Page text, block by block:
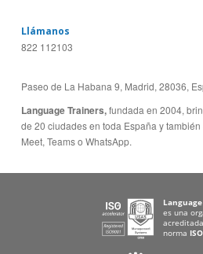
Folleto de Cursos de Idiomas
Mapa del Sitio
Llámanos
822 112103
Paseo de La Habana 9, Madrid, 28036,
fundada en 2004,
de 20 ciudades en toda España y
Meet, Teams o WhatsApp.